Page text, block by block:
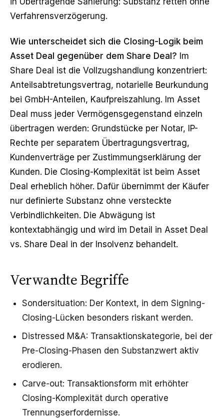
Verfahrensverzögerung.
Wie unterscheidet sich die Closing-Logik beim
Asset Deal gegenüber dem Share Deal? Im
Share Deal ist die Vollzugshandlung konzentriert:
Anteilsabtretungsvertrag, notarielle Beurkundung
bei GmbH-Anteilen, Kaufpreiszahlung. Im Asset
Deal muss jeder Vermögensgegenstand einzeln
übertragen werden: Grundstücke per Notar, IP-
Rechte per separatem Übertragungsvertrag,
Kundenverträge per Zustimmungserklärung der
Kunden. Die Closing-Komplexität ist beim Asset
Deal erheblich höher. Dafür übernimmt der Käufer
nur definierte Substanz ohne versteckte
Verbindlichkeiten. Die Abwägung ist
kontextabhängig und wird im Detail in Asset Deal
vs. Share Deal in der Insolvenz behandelt.
Verwandte Begriffe
Sondersituation: Der Kontext, in dem Signing-
Closing-Lücken besonders riskant werden.
Distressed M&A: Transaktionskategorie, bei der
Pre-Closing-Phasen den Substanzwert aktiv
erodieren.
Carve-out: Transaktionsform mit erhöhter
Closing-Komplexität durch operative
Trennungserfordernisse.